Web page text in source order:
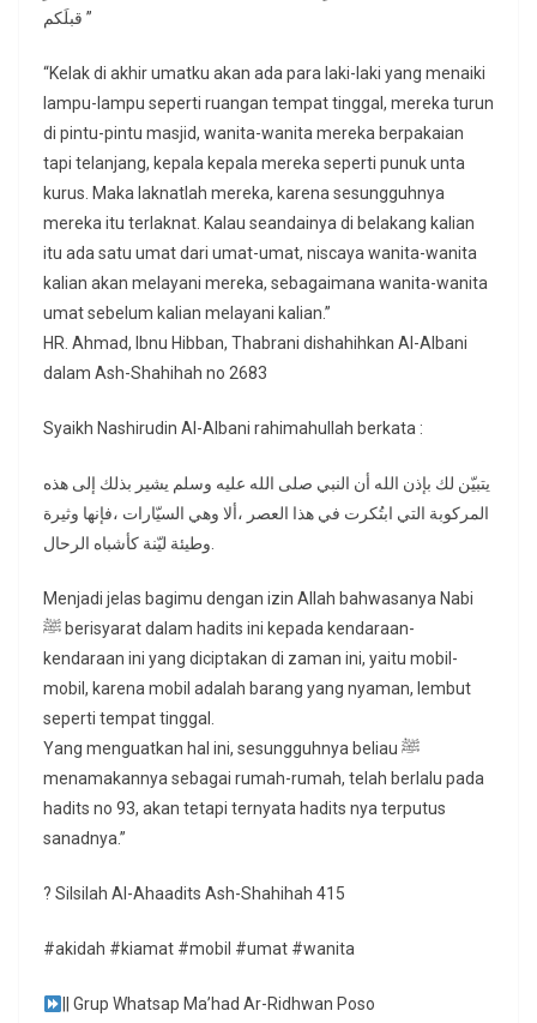
ﻗﺒﻠَﻜﻢ ”
“Kelak di akhir umatku akan ada para laki-laki yang menaiki
lampu-lampu seperti ruangan tempat tinggal, mereka turun
di pintu-pintu masjid, wanita-wanita mereka berpakaian
tapi telanjang, kepala kepala mereka seperti punuk unta
kurus. Maka laknatlah mereka, karena sesungguhnya
mereka itu terlaknat. Kalau seandainya di belakang kalian
itu ada satu umat dari umat-umat, niscaya wanita-wanita
kalian akan melayani mereka, sebagaimana wanita-wanita
umat sebelum kalian melayani kalian.”
HR. Ahmad, Ibnu Hibban, Thabrani dishahihkan Al-Albani
dalam Ash-Shahihah no 2683
Syaikh Nashirudin Al-Albani rahimahullah berkata :
ﻳﺘﺒﻴّﻦ ﻟﻚ ﺑﺈﺫﻥ ﺍﻟﻠﻪ ﺃﻥ ﺍﻟﻨﺒﻲ ﺻﻠﻰ ﺍﻟﻠﻪ ﻋﻠﻴﻪ ﻭﺳﻠﻢ ﻳﺸﻴﺮ ﺑﺬﻟﻚ ﺇﻟﻰ ﻫﺬﻩ
ﺍﻟﻤﺮﻛﻮﺑﺔ ﺍﻟﺘﻲ ﺍﺑﺘُﻜﺮﺕ ﻓﻲ ﻫﺬﺍ ﺍﻟﻌﺼﺮ ،ﺃﻻ ﻭﻫﻲ ﺍﻟﺴﻴّﺎﺭﺍﺕ ،ﻓﺈﻧﻬﺎ ﻭﺛﻴﺮﺓ
ﻭﻃﻴﺌﺔ ﻟﻴّﻨﺔ ﻛﺄﺷﺒﺎﻩ ﺍﻟﺮﺣﺎﻝ.
Menjadi jelas bagimu dengan izin Allah bahwasanya Nabi
ﷺ berisyarat dalam hadits ini kepada kendaraan-
kendaraan ini yang diciptakan di zaman ini, yaitu mobil-
mobil, karena mobil adalah barang yang nyaman, lembut
seperti tempat tinggal.
Yang menguatkan hal ini, sesungguhnya beliau ﷺ
menamakannya sebagai rumah-rumah, telah berlalu pada
hadits no 93, akan tetapi ternyata hadits nya terputus
sanadnya.”
? Silsilah Al-Ahaadits Ash-Shahihah 415
#akidah #kiamat #mobil #umat #wanita
|| Grup Whatsap Ma’had Ar-Ridhwan Poso